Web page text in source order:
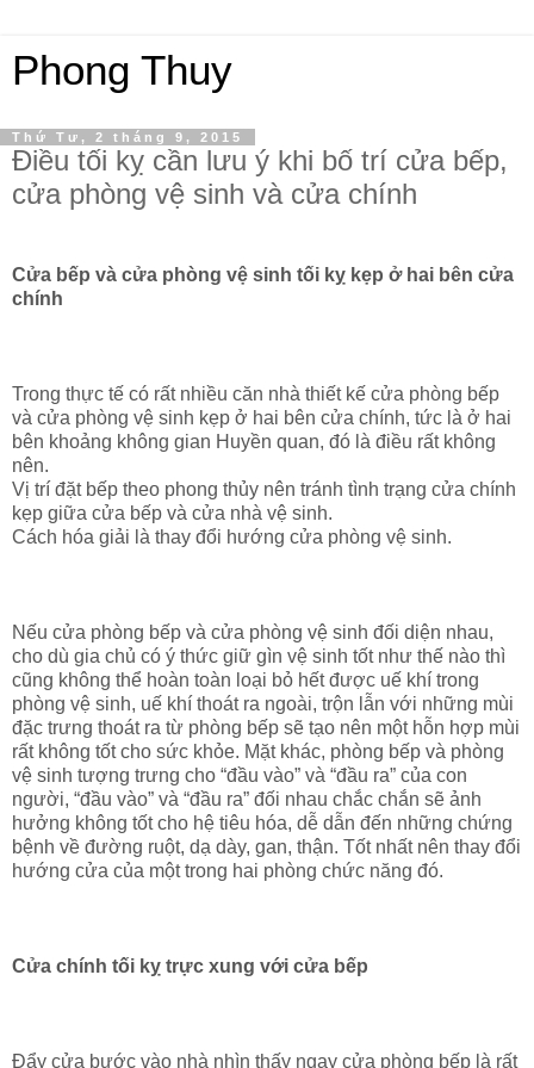
Phong Thuy
Thứ Tư, 2 tháng 9, 2015
Điều tối kỵ cần lưu ý khi bố trí cửa bếp,
cửa phòng vệ sinh và cửa chính
Cửa bếp và cửa phòng vệ sinh tối kỵ kẹp ở hai bên cửa
chính
Trong thực tế có rất nhiều căn nhà thiết kế cửa phòng bếp
và cửa phòng vệ sinh kẹp ở hai bên cửa chính, tức là ở hai
bên khoảng không gian Huyền quan, đó là điều rất không
nên.
Vị trí đặt bếp theo phong thủy nên tránh tình trạng cửa chính
kẹp giữa cửa bếp và cửa nhà vệ sinh.
Cách hóa giải là thay đổi hướng cửa phòng vệ sinh.
Nếu cửa phòng bếp và cửa phòng vệ sinh đối diện nhau,
cho dù gia chủ có ý thức giữ gìn vệ sinh tốt như thế nào thì
cũng không thể hoàn toàn loại bỏ hết được uế khí trong
phòng vệ sinh, uế khí thoát ra ngoài, trộn lẫn với những mùi
đặc trưng thoát ra từ phòng bếp sẽ tạo nên một hỗn hợp mùi
rất không tốt cho sức khỏe. Mặt khác, phòng bếp và phòng
vệ sinh tượng trưng cho “đầu vào” và “đầu ra” của con
người, “đầu vào” và “đầu ra” đối nhau chắc chắn sẽ ảnh
hưởng không tốt cho hệ tiêu hóa, dễ dẫn đến những chứng
bệnh về đường ruột, dạ dày, gan, thận. Tốt nhất nên thay đổi
hướng cửa của một trong hai phòng chức năng đó.
Cửa chính tối kỵ trực xung với cửa bếp
Đẩy cửa bước vào nhà nhìn thấy ngay cửa phòng bếp là rất